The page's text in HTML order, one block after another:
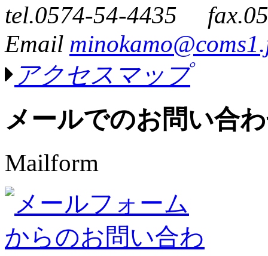
tel.0574-54-4435
Email
アクセスマップ
メールでのお問い合
Mailform